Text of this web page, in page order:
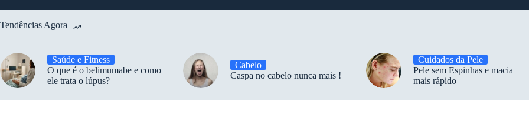
Tendências Agora
Saúde e Fitness
O que é o belimumabe e como
ele trata o lúpus?
Cabelo
Caspa no cabelo nunca mais !
Cuidados da Pele
Pele sem Espinhas e macia
mais rápido